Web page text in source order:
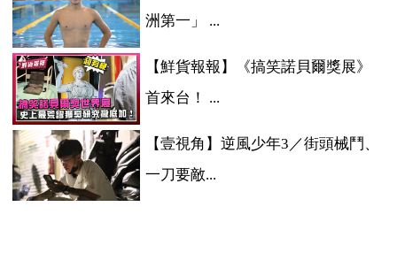
洲第一」 ...
【鮮貨報報】《搞笑諾貝爾獎展》
首來台！ ...
【壹視角】逆風少年3／街頭械鬥、
一刀要敵...